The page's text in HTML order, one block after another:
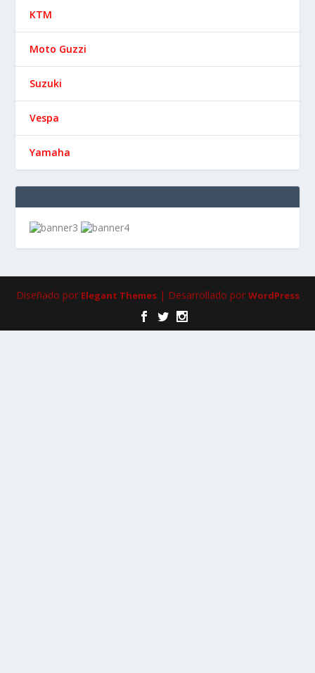
KTM
Moto Guzzi
Suzuki
Vespa
Yamaha
Diseñado por Elegant Themes| Desarrollado por WordPress